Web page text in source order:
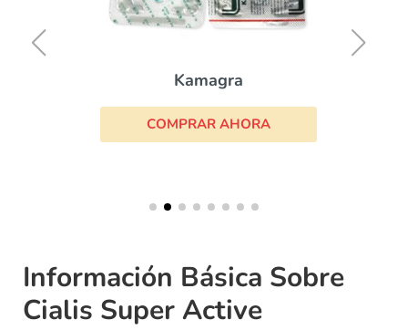
Kamagra
COMPRAR AHORA
Información Básica Sobre
Cialis Super Active